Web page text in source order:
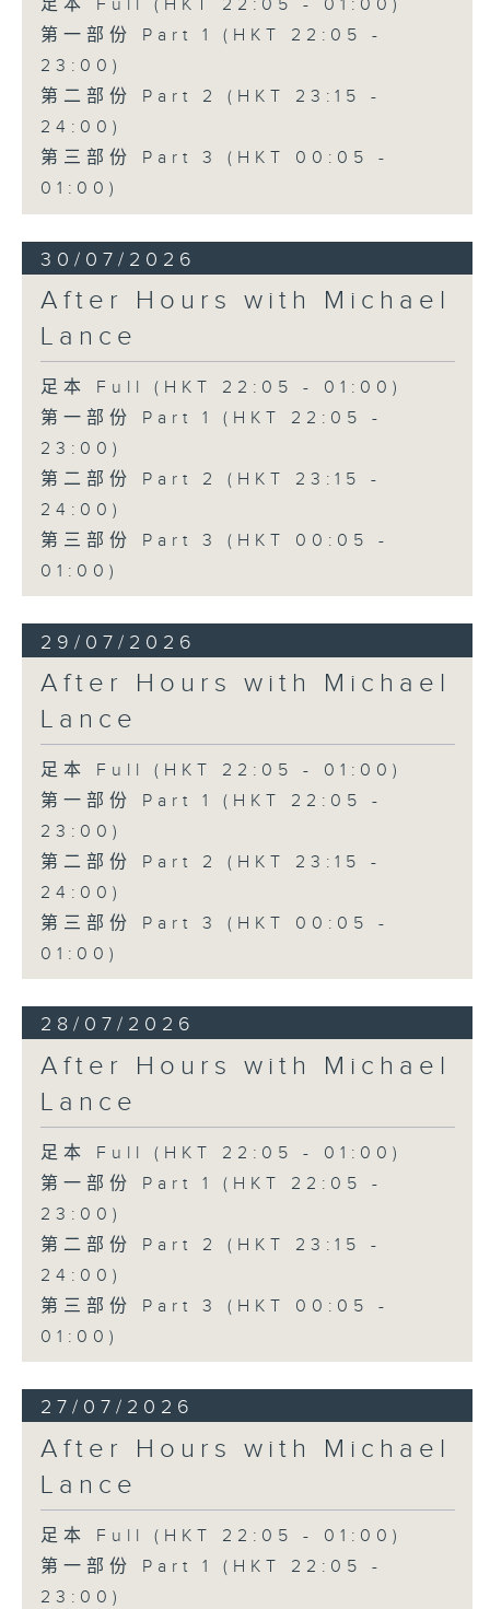
足本 Full (HKT 22:05 - 01:00)
第一部份 Part 1 (HKT 22:05 -
23:00)
第二部份 Part 2 (HKT 23:15 -
24:00)
第三部份 Part 3 (HKT 00:05 -
01:00)
30/07/2026
After Hours with Michael
Lance
足本 Full (HKT 22:05 - 01:00)
第一部份 Part 1 (HKT 22:05 -
23:00)
第二部份 Part 2 (HKT 23:15 -
24:00)
第三部份 Part 3 (HKT 00:05 -
01:00)
29/07/2026
After Hours with Michael
Lance
足本 Full (HKT 22:05 - 01:00)
第一部份 Part 1 (HKT 22:05 -
23:00)
第二部份 Part 2 (HKT 23:15 -
24:00)
第三部份 Part 3 (HKT 00:05 -
01:00)
28/07/2026
After Hours with Michael
Lance
足本 Full (HKT 22:05 - 01:00)
第一部份 Part 1 (HKT 22:05 -
23:00)
第二部份 Part 2 (HKT 23:15 -
24:00)
第三部份 Part 3 (HKT 00:05 -
01:00)
27/07/2026
After Hours with Michael
Lance
足本 Full (HKT 22:05 - 01:00)
第一部份 Part 1 (HKT 22:05 -
23:00)